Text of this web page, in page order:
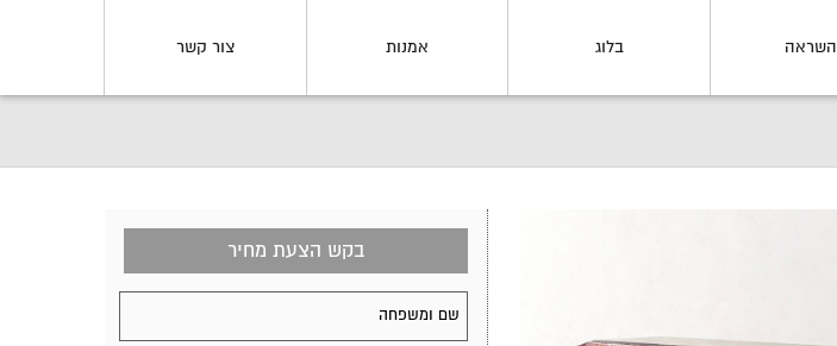
השראה בלוג אמנות צור קשר
בקש הצעת מחיר